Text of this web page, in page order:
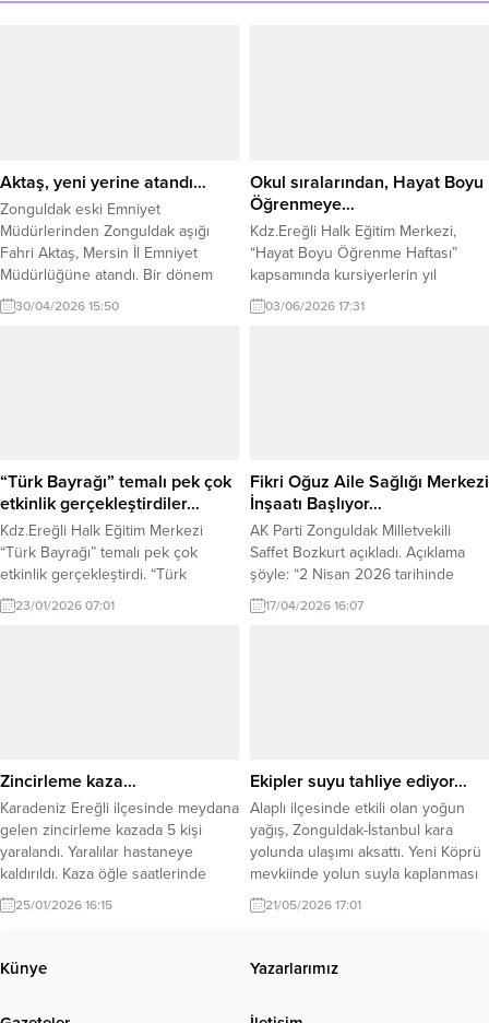
Aktaş, yeni yerine atandı…
Zonguldak eski Emniyet
Müdürlerinden Zonguldak aşığı
Fahri Aktaş, Mersin İl Emniyet
Müdürlüğüne atandı. Bir dönem
Zonguldak İl Emniyet görevinde
bulunan Manisa Emniyet Müdürü
30/04/2026 15:50
Okul sıralarından, Hayat Boyu
Öğrenmeye…
Kdz.Ereğli Halk Eğitim Merkezi,
“Hayat Boyu Öğrenme Haftası”
kapsamında kursiyerlerin yıl
boyunca hazırlamış oldukları
eserler sergilendi. Atatürk Kültür
kazandı. Gerçekleştirilen açılışta;
Ereğli Cumhuriyet Başsavcısı
Mustafa Erbaş, Ereğli...
03/06/2026 17:31
“Türk Bayrağı” temalı pek çok
etkinlik gerçekleştirdiler…
Kdz.Ereğli Halk Eğitim Merkezi
“Türk Bayrağı” temalı pek çok
etkinlik gerçekleştirdi. “Türk
Bayrağına, Vatan Sevgisine” dikkat
çekerek farkındalık oluşturmayı
gerçekleştirdiler. Boyama, el işi gibi
aktivitelere bayrak motifleri yaptılar.
Giyimden...
23/01/2026 07:01
Fikri Oğuz Aile Sağlığı Merkezi
İnşaatı Başlıyor…
AK Parti Zonguldak Milletvekili
Saffet Bozkurt açıkladı. Açıklama
şöyle: “2 Nisan 2026 tarihinde
ihalesi yapılan Fikri Oğuz Aile
Sağlığı Merkezi yapım
17/04/2026 16:07
Zincirleme kaza…
Karadeniz Ereğli ilçesinde meydana
gelen zincirleme kazada 5 kişi
yaralandı. Yaralılar hastaneye
kaldırıldı. Kaza öğle saatlerinde
Elmatepe Mahallesi’ndr meydana
geldi. İddiaya göre 3 aracın karıştığı
yaralandı. Yaralılar olay yerine
gelen sağlık ekiplerinin ilk
25/01/2026 16:15
Ekipler suyu tahliye ediyor…
Alaplı ilçesinde etkili olan yoğun
yağış, Zonguldak-İstanbul kara
yolunda ulaşımı aksattı. Yeni Köprü
mevkiinde yolun suyla kaplanması
nedeniyle araçlar ilerlemekte
güçlük çekerken, bölgede uzun
ekipleri biriken suyu tahliye etmek
21/05/2026 17:01
Künye Yazarlarımız